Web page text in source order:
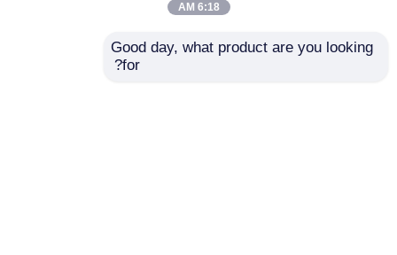
6:18 AM
Good day, what product are you looking
for?